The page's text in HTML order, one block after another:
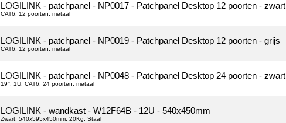
LOGILINK - patchpanel - NP0017 - Patchpanel Desktop 12 poorten - zwart
CAT6, 12 poorten, metaal
LOGILINK - patchpanel - NP0019 - Patchpanel Desktop 12 poorten - grijs
CAT6, 12 poorten, metaal
LOGILINK - patchpanel - NP0048 - Patchpanel Desktop 24 poorten - zwart
19'', 1U, CAT6, 24 poorten, metaal
LOGILINK - wandkast - W12F64B - 12U - 540x450mm
Zwart, 540x595x450mm, 20Kg, Staal